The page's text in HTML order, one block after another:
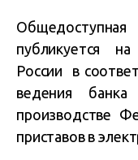
публикуется
России в
ведения
производстве
приставов в